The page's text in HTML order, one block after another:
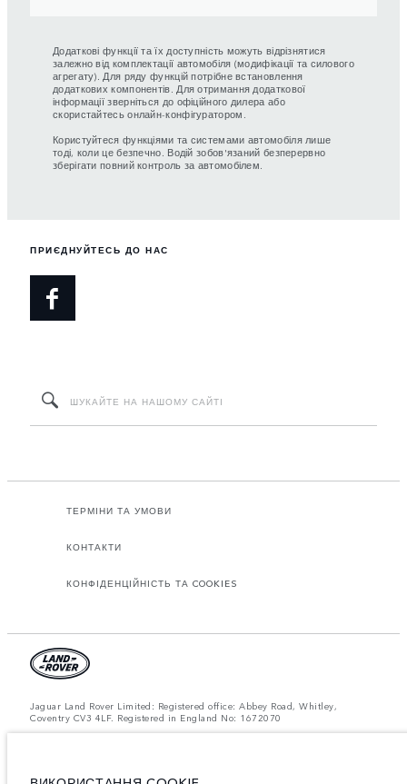
Додаткові функції та їх доступність можуть відрізнятися
залежно від комплектації автомобіля (модифікації та силового
агрегату). Для ряду функцій потрібне встановлення
додаткових компонентів. Для отримання додаткової
інформації зверніться до офіційного дилера або
скористайтесь онлайн-конфігуратором.
Користуйтеся функціями та системами автомобіля лише
тоді, коли це безпечно. Водій зобов'язаний безперервно
зберігати повний контроль за автомобілем.
ПРИЄДНУЙТЕСЬ ДО НАС
ТЕРМІНИ ТА УМОВИ
КОНТАКТИ
КОНФІДЕНЦІЙНІСТЬ ТА COOKIES
Jaguar Land Rover Limited: Registered office: Abbey Road, Whitley,
Coventry CV3 4LF. Registered in England No: 1672070
отримання актуальної інформації зверніться до офіційного дилера